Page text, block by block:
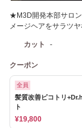
★M3D開発本部サロ
メージヘアをサラツ
カット -
クーポン
全員
髪質改善ピコトリ
ト
¥19,800